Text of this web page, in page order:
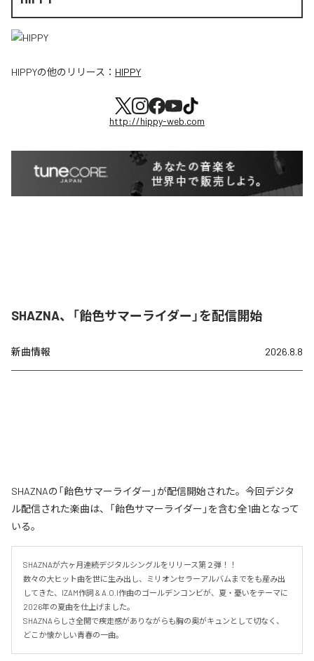
HIPPYの他のリリース： HIPPY
http://hippy-web.com
SHAZNA、「飴色サマーライダー」を配信開始
新曲情報 2026.8.8
SHAZNAの「飴色サマーライダー」が配信開始された。今回デジタ
ル配信された楽曲は、「飴色サマーライダー」を含む全1曲となって
いる。
SHAZNAが六ヶ月連続デジタルシングルをリリース第２弾！！
数々の大ヒット曲を世に生み出し、ミリオンセラーアルバムまでをも産み出
してきた、IZAM作詞 & A.O.I作曲のゴールデンコンビが、夏・憂いをテーマに
2026年の夏曲を仕上げました。
SHAZNAらしさ全開で疾走感がありながらも胸の奥がキュンとして切なく、
どこか懐かしい青春の一曲。